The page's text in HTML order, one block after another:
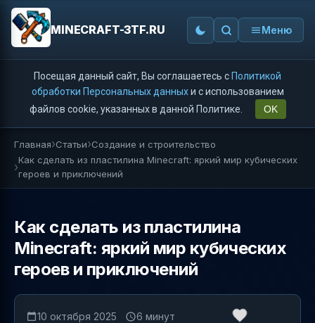
MINECRAFT-3TF.RU Меню
Посещая данный сайт, Вы соглашаетесь с Политикой
обработки Персональных данныхи с использованием
файлов cookie, указанных в данной Политике.
OK
Главная Статьи Создание и строительство
Как сделать из пластилина Minecraft: яркий мир кубических
героев и приключений
Как сделать из пластилина
Minecraft: яркий мир кубических
героев и приключений
10 октября 2025 6 минут